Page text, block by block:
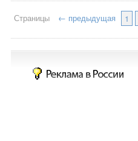
Страницы ← предыдущая 1